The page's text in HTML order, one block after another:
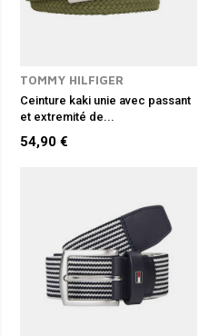
TOMMY HILFIGER
Ceinture kaki unie avec passant
et extremité de...
54,90 €